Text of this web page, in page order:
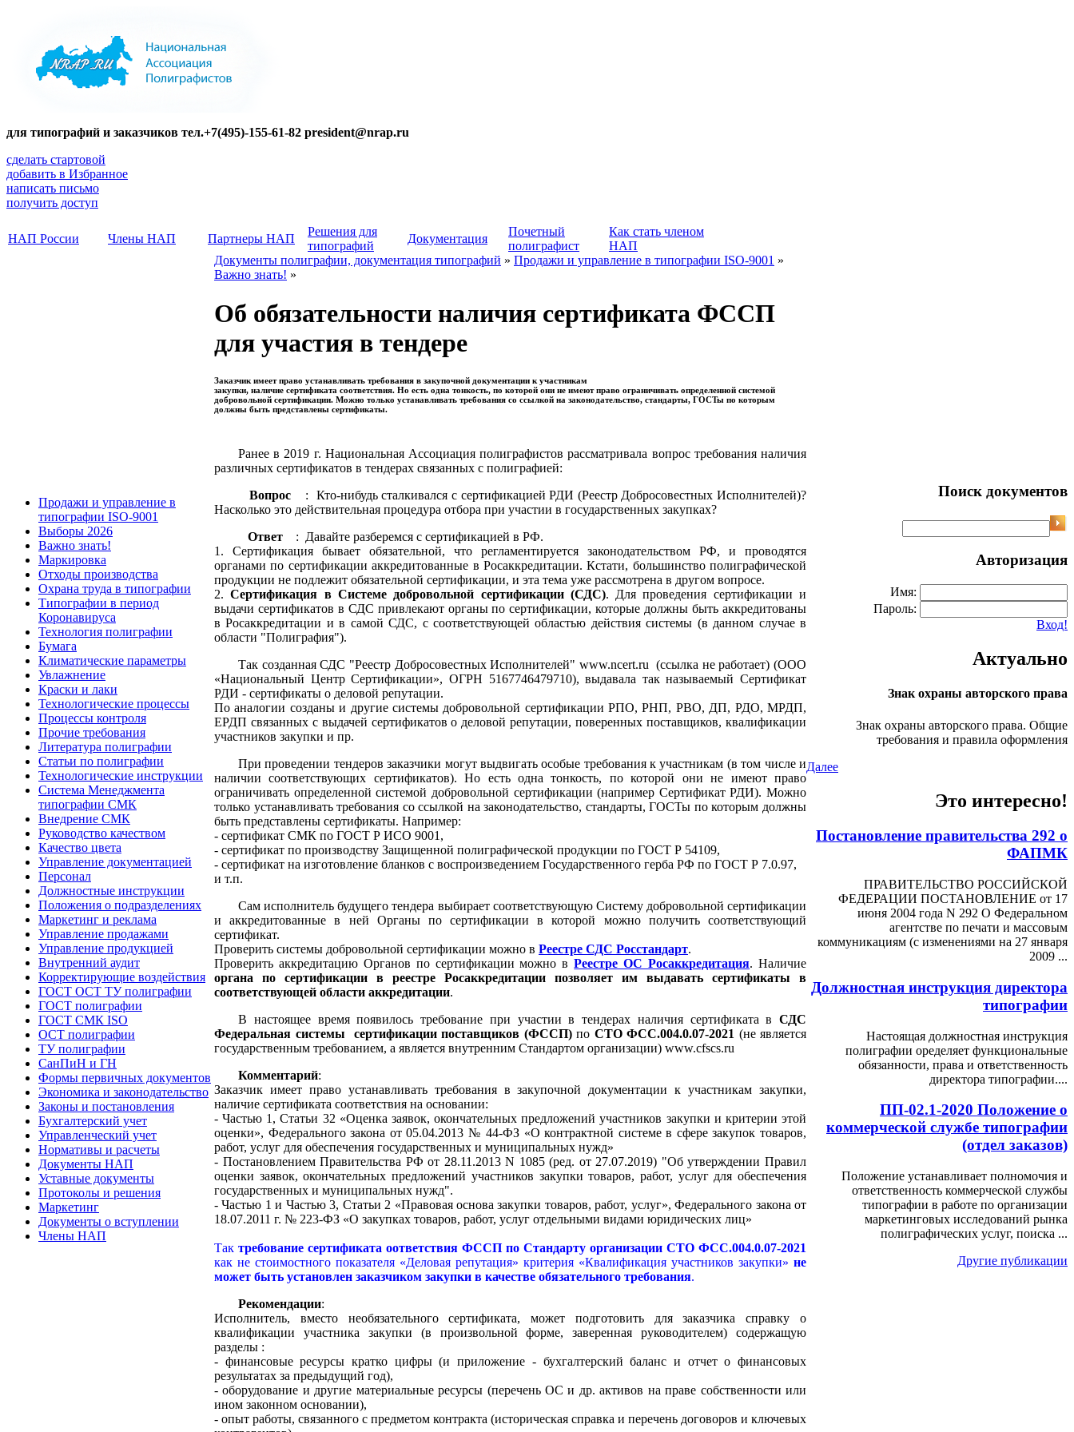
для типографий и заказчиков тел.+7(495)-155-61-82 president@nrap.ru
сделать стартовой
добавить в Избранное
написать письмо
получить доступ
НАП России Члены НАП Партнеры НАП
Решения для
типографий
Документация
Почетный
полиграфист
Как стать членом
НАП
Продажи и управление в
типографии ISO-9001
Выборы 2026
Важно знать!
Маркировка
Отходы производства
Охрана труда в типографии
Типографии в период
Коронавируса
Технология полиграфии
Бумага
Климатические параметры
Увлажнение
Краски и лаки
Технологические процессы
Процессы контроля
Прочие требования
Литература полиграфии
Статьи по полиграфии
Технологические инструкции
Система Менеджмента
типографии СМК
Внедрение СМК
Руководство качеством
Качество цвета
Управление документацией
Персонал
Должностные инструкции
Положения о подразделениях
Маркетинг и реклама
Управление продажами
Управление продукцией
Внутренний аудит
Корректирующие воздействия
ГОСТ ОСТ ТУ полиграфии
ГОСТ полиграфии
ГОСТ СМК ISO
ОСТ полиграфии
ТУ полиграфии
СанПиН и ГН
Формы первичных документов
Экономика и законодательство
Законы и постановления
Бухгалтерский учет
Управленческий учет
Нормативы и расчеты
Документы НАП
Уставные документы
Протоколы и решения
Маркетинг
Документы о вступлении
Члены НАП
Документы полиграфии, документация типографий » Продажи и управление в типографии ISO-9001 »
Важно знать! »
Об обязательности наличия сертификата ФССП
для участия в тендере
Заказчик имеет право устанавливать требования в закупочной документации к участникам
закупки, наличие сертификата соответствия. Но есть одна тонкость, по которой они не имеют право ограничивать определенной системой
добровольной сертификации. Можно только устанавливать требования со ссылкой на законодательство, стандарты, ГОСТы по которым
должны быть представлены сертификаты.
Ранее в 2019 г. Национальная Ассоциация полиграфистов рассматривала вопрос требования наличия
различных сертификатов в тендерах связанных с полиграфией:
Вопрос: Кто-нибудь сталкивался с сертификацией РДИ (Реестр Добросовестных Исполнителей)?
Насколько это действительная процедура отбора при участии в государственных закупках?
Ответ : Давайте разберемся с сертификацией в РФ.
1. Сертификация бывает обязательной, что регламентируется законодательством РФ, и проводятся
органами по сертификации аккредитованные в Росаккредитации. Кстати, большинство полиграфической
продукции не подлежит обязательной сертификации, и эта тема уже рассмотрена в другом вопросе.
2.Сертификация в Системе добровольной сертификации (СДС). Для проведения сертификации и
выдачи сертификатов в СДС привлекают органы по сертификации, которые должны быть аккредитованы
в Росаккредитации и в самой СДС, с соответствующей областью действия системы (в данном случае в
области "Полиграфия").
Так созданная СДС "Реестр Добросовестных Исполнителей" www.ncert.ru (ссылка не работает) (ООО
«Национальный Центр Сертификации», ОГРН 5167746479710), выдавала так называемый Сертификат
РДИ - сертификаты о деловой репутации.
По аналогии созданы и другие системы добровольной сертификации РПО, РНП, РВО, ДП, РДО, МРДП,
ЕРДП связанных с выдачей сертификатов о деловой репутации, поверенных поставщиков, квалификации
участников закупки и пр.
При проведении тендеров заказчики могут выдвигать особые требования к участникам (в том числе и
наличии соответствующих сертификатов). Но есть одна тонкость, по которой они не имеют право
ограничивать определенной системой добровольной сертификации (например Сертификат РДИ). Можно
только устанавливать требования со ссылкой на законодательство, стандарты, ГОСТы по которым должны
быть представлены сертификаты. Например:
- сертификат СМК по ГОСТ Р ИСО 9001,
- сертификат по производству Защищенной полиграфической продукции по ГОСТ Р 54109,
- сертификат на изготовление бланков с воспроизведением Государственного герба РФ по ГОСТ Р 7.0.97,
и т.п.
Сам исполнитель будущего тендера выбирает соответствующую Систему добровольной сертификации
и аккредитованные в ней Органы по сертификации в которой можно получить соответствующий
сертификат.
Проверить системы добровольной сертификации можно в Реестре СДС Росстандарт.
Проверить аккредитацию Органов по сертификации можно вРеестре ОС Росаккредитация. Наличие
органа по сертификации в реестре Росаккредитации позволяет им выдавать сертификаты в
соответствующей области аккредитации.
В настоящее время появилось требование при участии в тендерах наличия сертификата в СДС
Федеральная системы сертификации поставщиков (ФССП)по СТО ФСС.004.0.07-2021 (не является
государственным требованием, а является внутренним Стандартом организации) www.cfscs.ru
Комментарий:
Заказчик имеет право устанавливать требования в закупочной документации к участникам закупки,
наличие сертификата соответствия на основании:
- Частью 1, Статьи 32 «Оценка заявок, окончательных предложений участников закупки и критерии этой
оценки», Федерального закона от 05.04.2013 № 44-ФЗ «О контрактной системе в сфере закупок товаров,
работ, услуг для обеспечения государственных и муниципальных нужд»
- Постановлением Правительства РФ от 28.11.2013 N 1085 (ред. от 27.07.2019) "Об утверждении Правил
оценки заявок, окончательных предложений участников закупки товаров, работ, услуг для обеспечения
государственных и муниципальных нужд".
- Частью 1 и Частью 3, Статьи 2 «Правовая основа закупки товаров, работ, услуг», Федерального закона от
18.07.2011 г. № 223-ФЗ «О закупках товаров, работ, услуг отдельными видами юридических лиц»
Так требование сертификата оответствия ФССП по Стандарту организации СТО ФСС.004.0.07-2021
как не стоимостного показателя «Деловая репутация» критерия «Квалификация участников закупки» не
может быть установлен заказчиком закупки в качестве обязательного требования.
Рекомендации:
Исполнитель, вместо необязательного сертификата, может подготовить для заказчика справку о
квалификации участника закупки (в произвольной форме, заверенная руководителем) содержащую
разделы :
- финансовые ресурсы кратко цифры (и приложение - бухгалтерский баланс и отчет о финансовых
результатах за предыдущий год),
- оборудование и другие материальные ресурсы (перечень ОС и др. активов на праве собственности или
ином законном основании),
- опыт работы, связанного с предметом контракта (историческая справка и перечень договоров и ключевых
Поиск документов
Авторизация
Имя:
Пароль:
Вход!
Актуально
Знак охраны авторского права
Знак охраны авторского права. Общие
требования и правила оформления
Далее
Это интересно!
Постановление правительства 292 о
ФАПМК
ПРАВИТЕЛЬСТВО РОССИЙСКОЙ
ФЕДЕРАЦИИ ПОСТАНОВЛЕНИЕ от 17
июня 2004 года N 292 О Федеральном
агентстве по печати и массовым
коммуникациям (с изменениями на 27 января
2009 ...
Должностная инструкция директора
типографии
Настоящая должностная инструкция
полиграфии оределяет функциональные
обязанности, права и ответственность
директора типографии....
ПП-02.1-2020 Положение о
коммерческой службе типографии
(отдел заказов)
Положение устанавливает полномочия и
ответственность коммерческой службы
типографии в работе по организации
маркетинговых исследований рынка
полиграфических услуг, поиска ...
Другие публикации